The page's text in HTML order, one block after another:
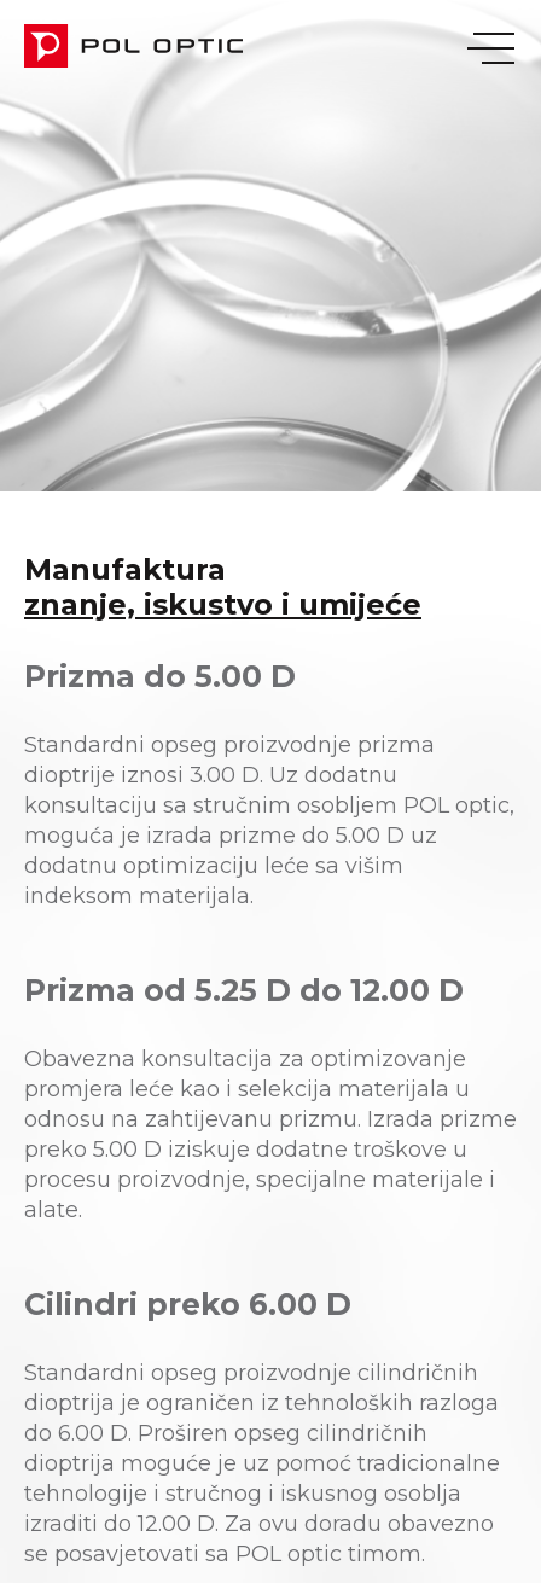
Manufaktura
znanje, iskustvo i umijeće
Prizma do 5.00 D
Standardni opseg proizvodnje prizma
dioptrije iznosi 3.00 D. Uz dodatnu
konsultaciju sa stručnim osobljem POL optic,
moguća je izrada prizme do 5.00 D uz
dodatnu optimizaciju leće sa višim
indeksom materijala.
Prizma od 5.25 D do 12.00 D
Obavezna konsultacija za optimizovanje
promjera leće kao i selekcija materijala u
odnosu na zahtijevanu prizmu. Izrada prizme
preko 5.00 D iziskuje dodatne troškove u
procesu proizvodnje, specijalne materijale i
alate.
Cilindri preko 6.00 D
Standardni opseg proizvodnje cilindričnih
dioptrija je ograničen iz tehnoloških razloga
do 6.00 D. Proširen opseg cilindričnih
dioptrija moguće je uz pomoć tradicionalne
tehnologije i stručnog i iskusnog osoblja
izraditi do 12.00 D. Za ovu doradu obavezno
se posavjetovati sa POL optic timom.